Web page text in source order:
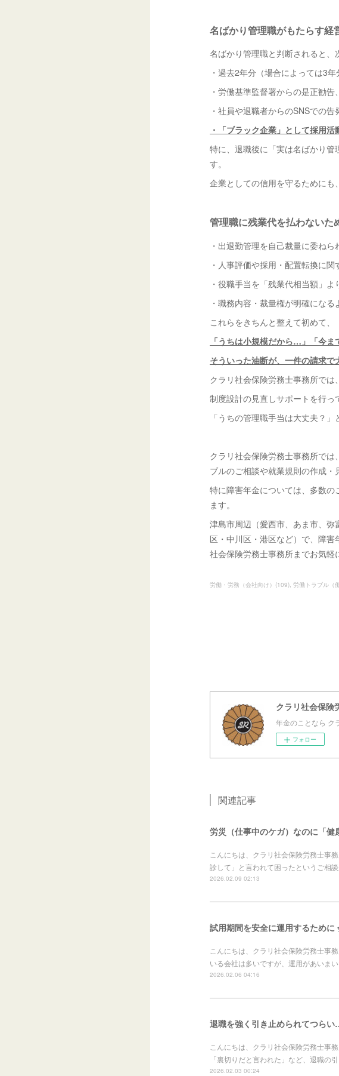
名ばかり管理職がもたらす経
名ばかり管理職と判断されると、
・過去2年分（場合によっては3
・労働基準監督署からの是正勧告
・社員や退職者からのSNSでの
・「ブラック企業」として採用活
特に、退職後に「実は名ばかり
す。
企業としての信用を守るためにも
管理職に残業代を払わないた
・出退勤管理を自己裁量に委ねら
・人事評価や採用・配置転換に関
・役職手当を「残業代相当額」よ
・職務内容・裁量権が明確にな
これらをきちんと整えて初めて、
「うちは小規模だから…」「今
そういった油断が、一件の請求で
クラリ社会保険労務士事務所では
制度設計の見直しサポートを行っ
「うちの管理職手当は大丈夫？
クラリ社会保険労務士事務所で
ブルのご相談や就業規則の作成・
特に障害年金については、多数
ます。
津島市周辺（愛西市、あま市、
区・中川区・港区など）で、障
社会保険労務士事務所までお気軽
労働・労務（会社向け） (109) 労働トラブル（
クラリ社会保険
年金のことなら ク
フォロー
関連記事
労災（仕事中のケガ）なのに「健
こんにちは、クラリ社会保険労務士事
診して」と言われて困ったというご相
2026.02.09 02:13
試用期間を安全に運用するために
こんにちは、クラリ社会保険労務士事
いる会社は多いですが、運用があいま
2026.02.06 04:16
退職を強く引き止められてつら
こんにちは、クラリ社会保険労務士事
「裏切りだと言われた」など、退職の
2026.02.03 00:24